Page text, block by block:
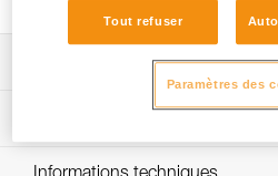
Simple à utiliser et efficace :
Spécifications référence(s)
Tout refuser
Paramètres des